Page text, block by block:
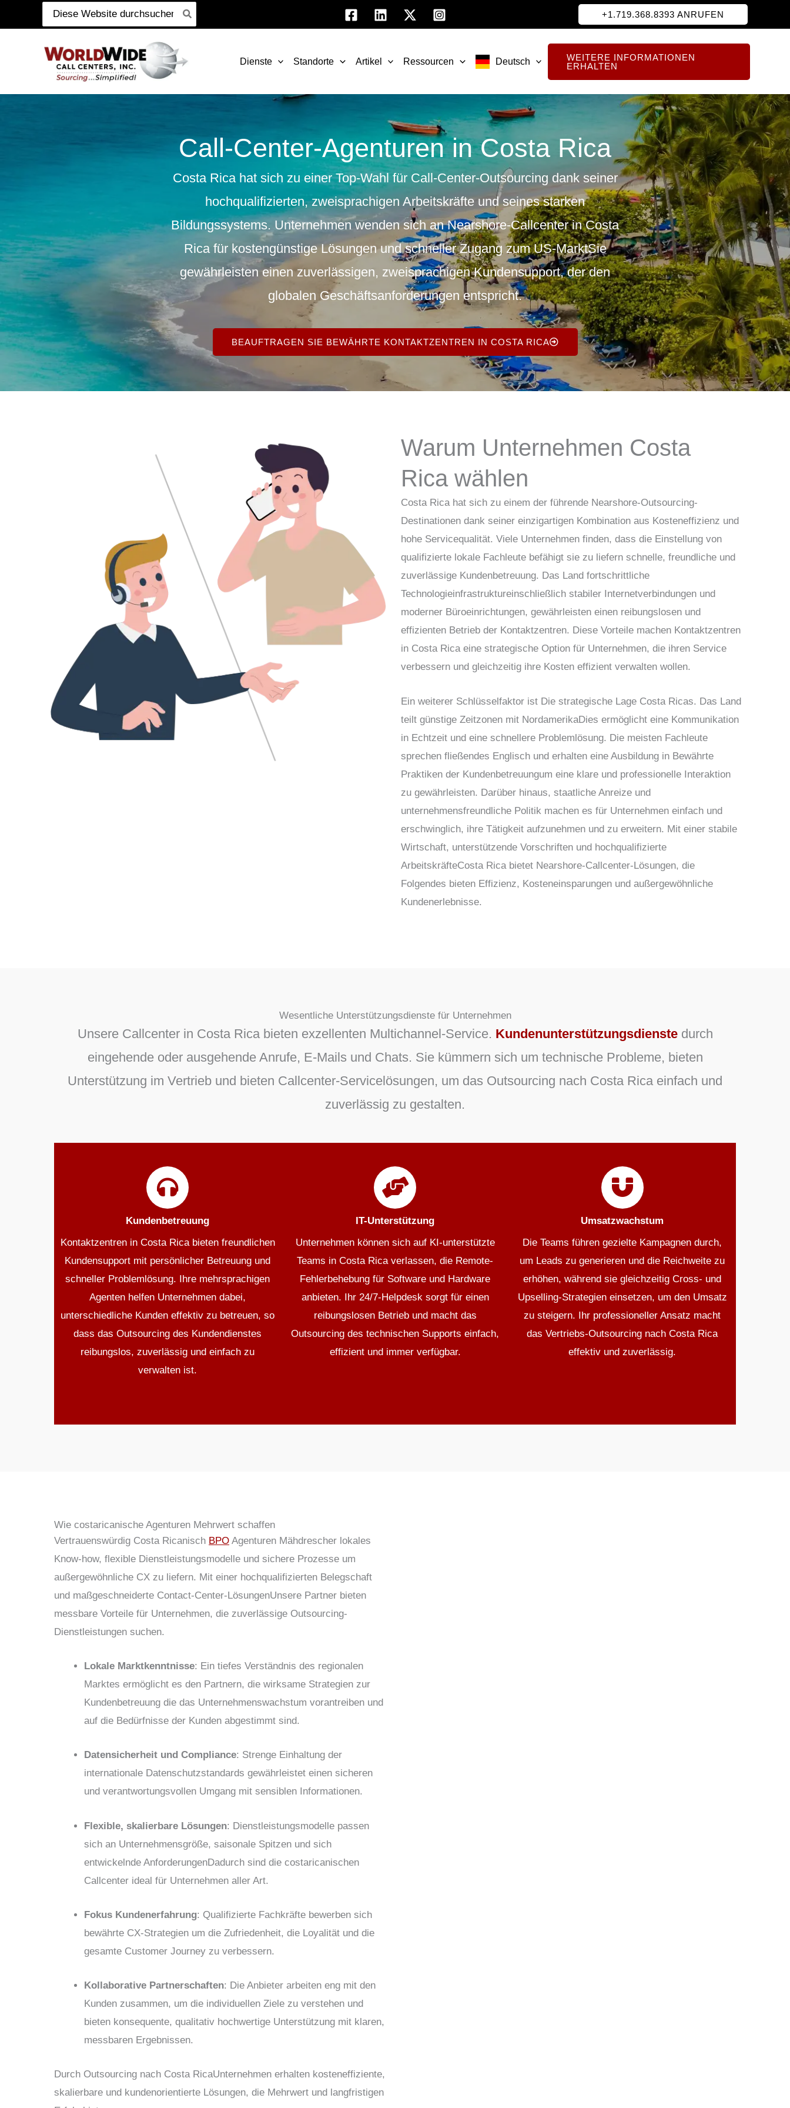
Inhalt
Suche
nach:
+1.719.368.8393 ANRUFEN
Dienste Standorte Artikel Ressourcen Deutsch
WEITERE INFORMATIONEN
ERHALTEN
Call-Center-Agenturen in Costa Rica
Costa Rica hat sich zu einer Top-Wahl für Call-Center-Outsourcing dank seiner
hochqualifizierten, zweisprachigen Arbeitskräfte und seines starken
Bildungssystems. Unternehmen wenden sich anNearshore-Callcenterin Costa
Rica für kostengünstige Lösungenundschneller Zugang zum US-MarktSie
gewährleisten einen zuverlässigen, zweisprachigen Kundensupport, der den
globalen Geschäftsanforderungen entspricht.
BEAUFTRAGEN SIE BEWÄHRTE KONTAKTZENTREN IN COSTA RICA
Warum Unternehmen Costa
Rica wählen
Costa Rica hat sich zu einem der führende Nearshore-Outsourcing-
Destinationen dank seiner einzigartigen Kombination aus Kosteneffizienz und
hohe Servicequalität. Viele Unternehmen finden, dass die Einstellung von
qualifizierte lokale Fachleute befähigt sie zu liefern schnelle, freundliche und
zuverlässige Kundenbetreuung. Das Land fortschrittliche
Technologieinfrastruktureinschließlich stabiler Internetverbindungen und
moderner Büroeinrichtungen, gewährleisten einen reibungslosen und
effizienten Betrieb der Kontaktzentren. Diese Vorteile machen Kontaktzentren
in Costa Ricaeine strategische Option für Unternehmen, die ihren Service
verbessern und gleichzeitig ihre Kosten effizient verwalten wollen.
Ein weiterer Schlüsselfaktor ist Die strategische Lage Costa Ricas. Das Land
teilt günstige Zeitzonen mit NordamerikaDies ermöglicht eine Kommunikation
in Echtzeit und eine schnellere Problemlösung. Die meisten Fachleute
sprechen fließendes Englisch und erhalten eine Ausbildung in Bewährte
Praktiken der Kundenbetreuungum eine klare und professionelle Interaktion
zu gewährleisten. Darüber hinaus, staatliche Anreize und
unternehmensfreundliche Politik machen es für Unternehmen einfach und
erschwinglich, ihre Tätigkeit aufzunehmen und zu erweitern. Mit einer stabile
Wirtschaft, unterstützende Vorschriften und hochqualifizierte
ArbeitskräfteCosta Rica bietet Nearshore-Callcenter-Lösungen, die
Folgendes bieten Effizienz, Kosteneinsparungen und außergewöhnliche
Kundenerlebnisse.
Wesentliche Unterstützungsdienste für Unternehmen
Unsere Callcenter in Costa Rica bieten exzellenten Multichannel-Service. Kundenunterstützungsdienstedurch
eingehende oder ausgehende Anrufe, E-Mails und Chats. Sie kümmern sich um technische Probleme, bieten
Unterstützung im Vertrieb und bieten Callcenter-Servicelösungen, um das Outsourcing nach Costa Rica einfach und
zuverlässig zu gestalten.
Kundenbetreuung
Kontaktzentren in Costa Rica bieten freundlichen
Kundensupport mit persönlicher Betreuung und
schneller Problemlösung. Ihre mehrsprachigen
Agenten helfen Unternehmen dabei,
unterschiedliche Kunden effektiv zu betreuen, so
dass das Outsourcing des Kundendienstes
reibungslos, zuverlässig und einfach zu
verwalten ist.
IT-Unterstützung
Unternehmen können sich auf KI-unterstützte
Teams in Costa Rica verlassen, die Remote-
Fehlerbehebung für Software und Hardware
anbieten. Ihr 24/7-Helpdesk sorgt für einen
reibungslosen Betrieb und macht das
Outsourcing des technischen Supports einfach,
effizient und immer verfügbar.
Umsatzwachstum
Die Teams führen gezielte Kampagnen durch,
um Leads zu generieren und die Reichweite zu
erhöhen, während sie gleichzeitig Cross- und
Upselling-Strategien einsetzen, um den Umsatz
zu steigern. Ihr professioneller Ansatz macht
das Vertriebs-Outsourcing nach Costa Rica
effektiv und zuverlässig.
Wie costaricanische Agenturen Mehrwert schaffen
Vertrauenswürdig Costa Ricanisch BPO Agenturen Mähdrescher lokales
Know-how, flexible Dienstleistungsmodelle und sichere Prozesse um
außergewöhnliche CX zu liefern. Mit einer hochqualifizierten Belegschaft
und maßgeschneiderte Contact-Center-LösungenUnsere Partner bieten
messbare Vorteile für Unternehmen, die zuverlässige Outsourcing-
Dienstleistungen suchen.
Lokale Marktkenntnisse: Ein tiefes Verständnis des regionalen
Marktes ermöglicht es den Partnern, die wirksame Strategien zur
Kundenbetreuung die das Unternehmenswachstum vorantreiben und
auf die Bedürfnisse der Kunden abgestimmt sind.
Datensicherheit und Compliance: Strenge Einhaltung der
internationale Datenschutzstandards gewährleistet einen sicheren
und verantwortungsvollen Umgang mit sensiblen Informationen.
Flexible, skalierbare Lösungen: Dienstleistungsmodelle passen
sich an Unternehmensgröße, saisonale Spitzen und sich
entwickelnde AnforderungenDadurch sind die costaricanischen
Callcenter ideal für Unternehmen aller Art.
Fokus Kundenerfahrung: Qualifizierte Fachkräfte bewerben sich
bewährte CX-Strategien um die Zufriedenheit, die Loyalität und die
gesamte Customer Journey zu verbessern.
Kollaborative Partnerschaften: Die Anbieter arbeiten eng mit den
Kunden zusammen, um die individuellen Ziele zu verstehen und
bieten konsequente, qualitativ hochwertige Unterstützung mit klaren,
messbaren Ergebnissen.
Durch Outsourcing nach Costa RicaUnternehmen erhalten kosteneffiziente,
skalierbare und kundenorientierte Lösungen, die Mehrwert und langfristigen